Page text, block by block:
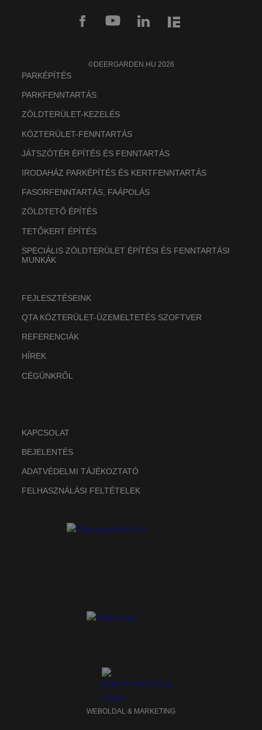
©DEERGARDEN.HU 2026
PARKÉPÍTÉS
PARKFENNTARTÁS
ZÖLDTERÜLET-KEZELÉS
KÖZTERÜLET-FENNTARTÁS
JÁTSZÓTÉR ÉPÍTÉS ÉS FENNTARTÁS
IRODAHÁZ PARKÉPÍTÉS ÉS KERTFENNTARTÁS
FASORFENNTARTÁS, FAÁPOLÁS
ZÖLDTETŐ ÉPÍTÉS
TETŐKERT ÉPÍTÉS
SPECIÁLIS ZÖLDTERÜLET ÉPÍTÉSI ÉS FENNTARTÁSI
MUNKÁK
FEJLESZTÉSEINK
QTA KÖZTERÜLET-ÜZEMELTETÉS SZOFTVER
REFERENCIÁK
HÍREK
CÉGÜNKRŐL
KAPCSOLAT
BEJELENTÉS
ADATVÉDELMI TÁJÉKOZTATÓ
FELHASZNÁLÁSI FELTÉTELEK
WEBOLDAL & MARKETING